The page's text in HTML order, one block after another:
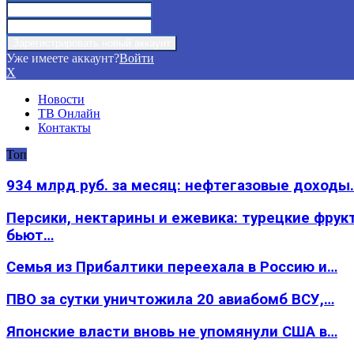
Уже имеете аккаунт?Войти
X
Новости
ТВ Онлайн
Контакты
Топ
934 млрд руб. за месяц: нефтегазовые
Персики, нектарины и ежевика: турецкие
бьют…
Семья из Прибалтики переехала в Россию и…
ПВО за сутки уничтожила 20 авиабомб ВСУ,…
Японские власти вновь не упомянули США в…